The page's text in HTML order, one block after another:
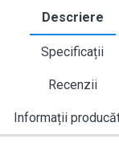
Descriere
Specificații
Recenzii
Informații